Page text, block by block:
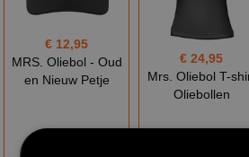
€ 12,95
MRS. Oliebol - Oud
en Nieuw Petje
€ 24,95
Mrs. Oliebol T-
Oliebollen